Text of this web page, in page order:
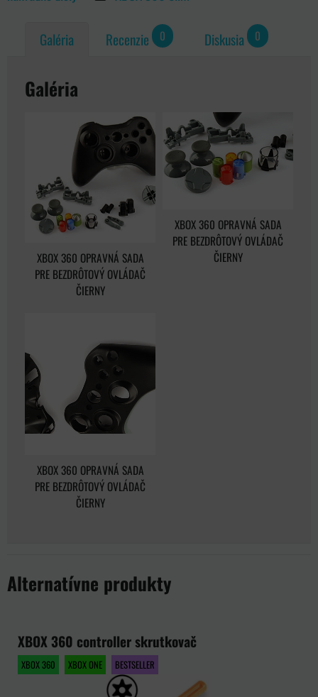
Galéria Recenzie 0 Diskusia 0
Galéria
XBOX 360 OPRAVNÁ SADA
PRE BEZDRÔTOVÝ OVLÁDAČ
ČIERNY
XBOX 360 OPRAVNÁ SADA
PRE BEZDRÔTOVÝ OVLÁDAČ
ČIERNY
XBOX 360 OPRAVNÁ SADA
PRE BEZDRÔTOVÝ OVLÁDAČ
ČIERNY
Alternatívne produkty
XBOX 360 controller skrutkovač
XBOX 360 XBOX ONE BESTSELLER